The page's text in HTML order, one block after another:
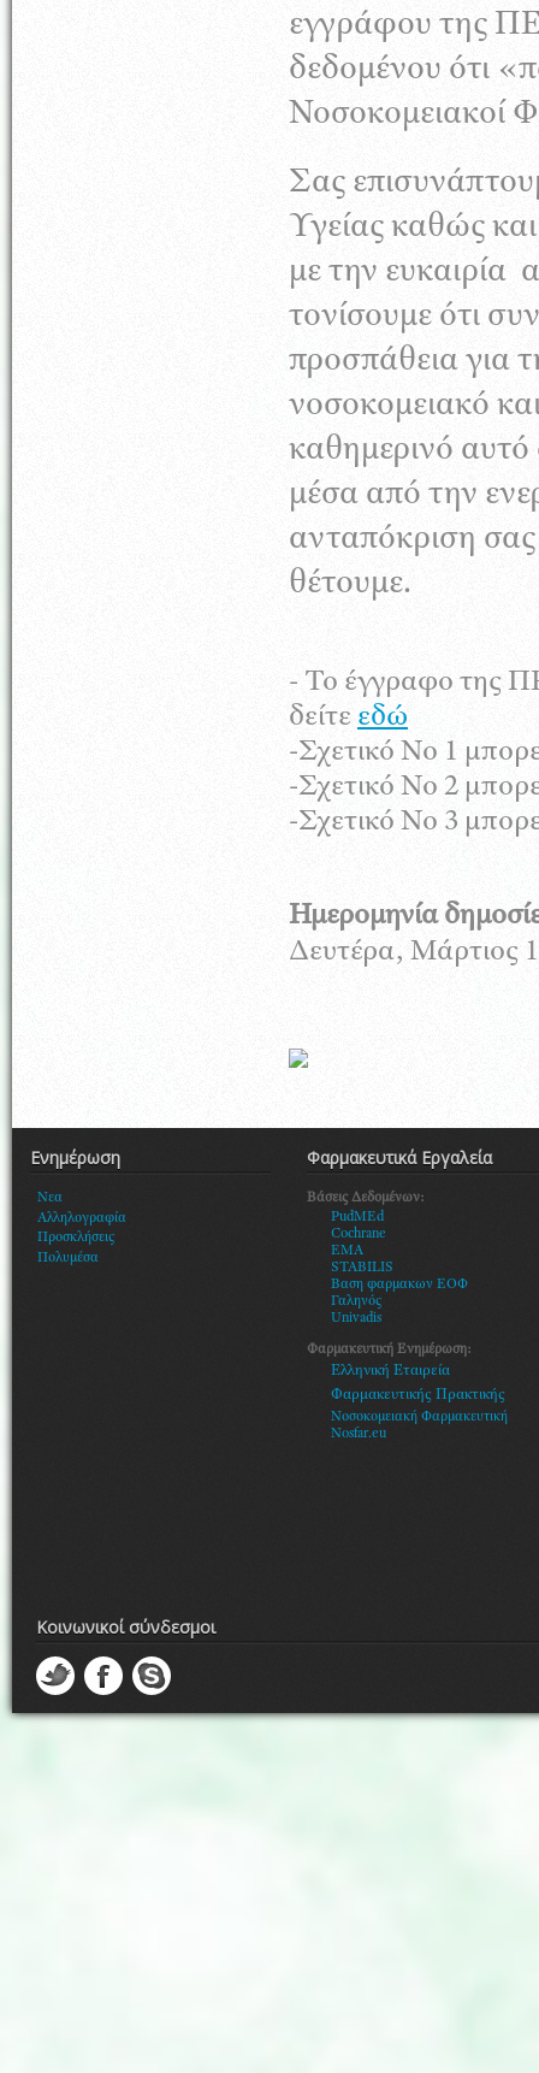
εγγράφου της
δεδομένου ότι
Νοσοκομειακοί
Σας
Υγείας καθώς
με την ευκαιρία
τονίσουμε ότι
προσπάθεια για
νοσοκομειακό
καθημερινό
μέσα από την
ανταπόκριση σας
θέτουμε.
- Το έγγραφο της
δείτε εδώ
-Σχετικό Νο 1
-Σχετικό Νο 2
-Σχετικό Νο 3
Ημερομηνία
Δευτέρα, Μάρτιος
Ενημέρωση
Νεα
Αλληλογραφία
Προσκλήσεις
Πολυμέσα
Φαρμακευτικά Εργαλεία
Βάσεις Δεδομένων:
PudMEd
Cochrane
EMA
STABILIS
Βαση φαρμακων ΕΟΦ
Γαληνός
Univadis
Φαρμακευτική Ενημέρωση:
Ελληνική Εταιρεία
Φαρμακευτικής Πρακτικής
Νοσοκομειακή Φαρμακευτική
Nosfar.eu
Κοινωνικοί σύνδεσμοι